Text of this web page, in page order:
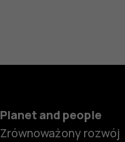
Planet and people
Zrównoważony rozwój